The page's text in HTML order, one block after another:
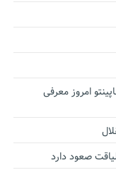
امروز معرفی
صعود دارد